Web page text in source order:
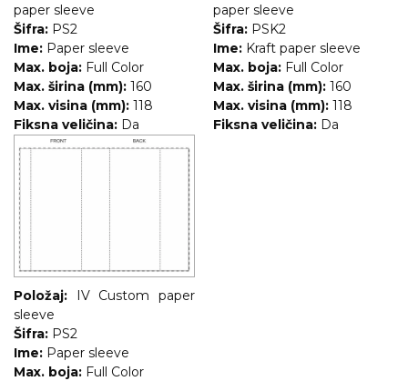
paper sleeve
Šifra: PS2
Ime: Paper sleeve
Max. boja: Full Color
Max. širina (mm): 160
Max. visina (mm): 118
Fiksna veličina: Da
paper sleeve
Šifra: PSK2
Ime: Kraft paper sleeve
Max. boja: Full Color
Max. širina (mm): 160
Max. visina (mm): 118
Fiksna veličina: Da
Položaj:
IV Custom paper
sleeve
Šifra: PS2
Ime: Paper sleeve
Max. boja: Full Color